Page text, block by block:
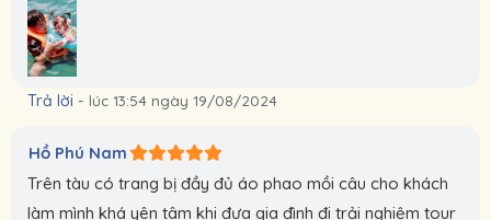
Trả lời - lúc 13:54 ngày 19/08/2024
Hồ Phú Nam
Trên tàu có trang bị đầy đủ áo phao mồi câu cho khách
làm mình khá yên tâm khi đưa gia đình đi trải nghiệm tour